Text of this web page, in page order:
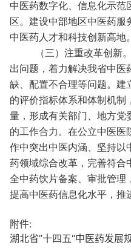
中医药数字化、信息化示范
区。建设中部地区中医药服
中医药人才和科技创新高地。
（三）注重改革创新
出问题，着力解决我省中医
缺、配置不合理等问题。建
的评价指标体系和体制机制
量，形成有关部门、地方党
的工作合力。在公立中医医
作中突出中医内涵、坚持以
药领域综合改革，完善符合
全中药饮片备案、审批管理
提高中医药信息化水平，推
附件:
湖北省”十四五“中医药发展